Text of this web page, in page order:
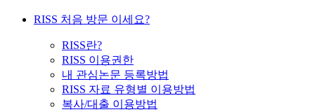
RISS 처음 방문 이세요?
RISS란?
RISS 이용권한
내 관심논문 등록방법
RISS 자료 유형별 이용방법
복사/대출 이용방법